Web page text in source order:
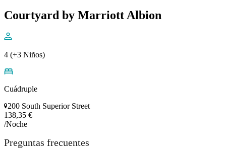
Courtyard by Marriott Albion
4 (+3 Niños)
Cuádruple
200 South Superior Street
138,35 €
/Noche
Preguntas frecuentes